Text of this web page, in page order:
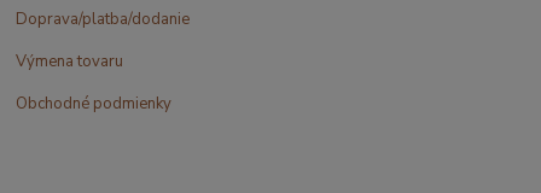
Doprava/platba/dodanie
Výmena tovaru
Obchodné podmienky